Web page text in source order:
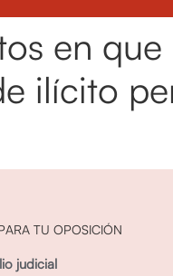
en
ilícito
TU OPOSICIÓN
judicial